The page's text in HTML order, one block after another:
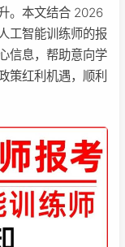
。本文结合 2026
工智能训练师的报
信息，帮助意向学
策红利机遇，顺利